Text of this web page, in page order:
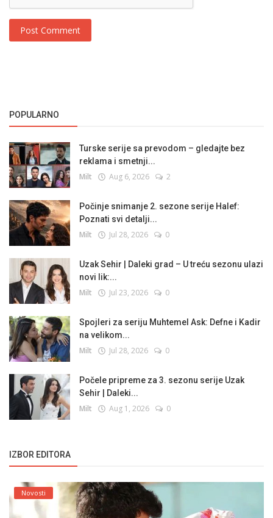
Post Comment
POPULARNO
Turske serije sa prevodom – gledajte bez
reklama i smetnji...
Milt Aug 6, 2026 2
Počinje snimanje 2. sezone serije Halef:
Poznati svi detalji...
Milt Jul 28, 2026 0
Uzak Sehir | Daleki grad – U treću sezonu ulazi
novi lik:...
Milt Jul 23, 2026 0
Spojleri za seriju Muhtemel Ask: Defne i Kadir
na velikom...
Milt Jul 28, 2026 0
Počele pripreme za 3. sezonu serije Uzak
Sehir | Daleki...
Milt Aug 1, 2026 0
IZBOR EDITORA
Novosti